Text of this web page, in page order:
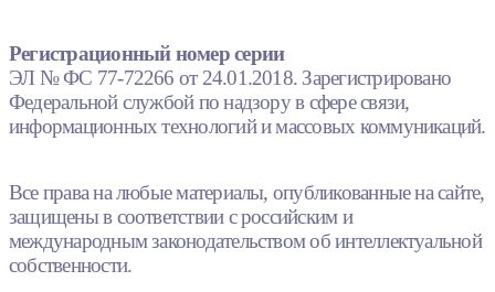
Регистрационный номер серии
ЭЛ № ФС 77-72266 от 24.01.2018. Зарегистрировано
Федеральной службой по надзору в сфере связи,
информационных технологий и массовых коммуникаций.
Все права на любые материалы, опубликованные на сайте,
защищены в соответствии с российским и
международным законодательством об интеллектуальной
собственности.